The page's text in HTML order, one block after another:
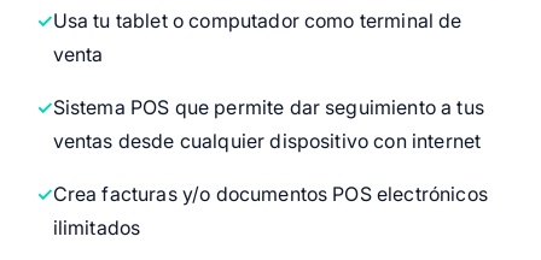
Usa tu tablet o computador como terminal de
venta
Sistema POS que permite dar seguimiento a tus
ventas desde cualquier dispositivo con internet
Crea facturas y/o documentos POS electrónicos
ilimitados